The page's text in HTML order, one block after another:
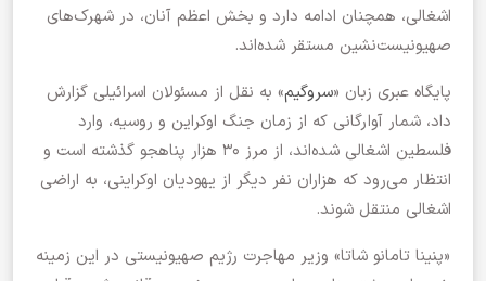
اشغالی، همچنان ادامه دارد و بخش اعظم آنان، در شهرک‌های
صهیونیست‌نشین مستقر شده‌اند.
پایگاه عبری زبان «سروگیم» به نقل از مسئولان اسرائیلی گزارش
داد، شمار آوارگانی که از زمان جنگ اوکراین و روسیه، وارد
فلسطین اشغالی شده‌اند، از مرز ۳۰ هزار پناهجو گذشته است و
انتظار می‌رود که هزاران نفر دیگر از یهودیان اوکراینی، به اراضی
اشغالی منتقل شوند.
«پنینا تامانو شاتا» وزیر مهاجرت رژیم صهیونیستی در این زمینه